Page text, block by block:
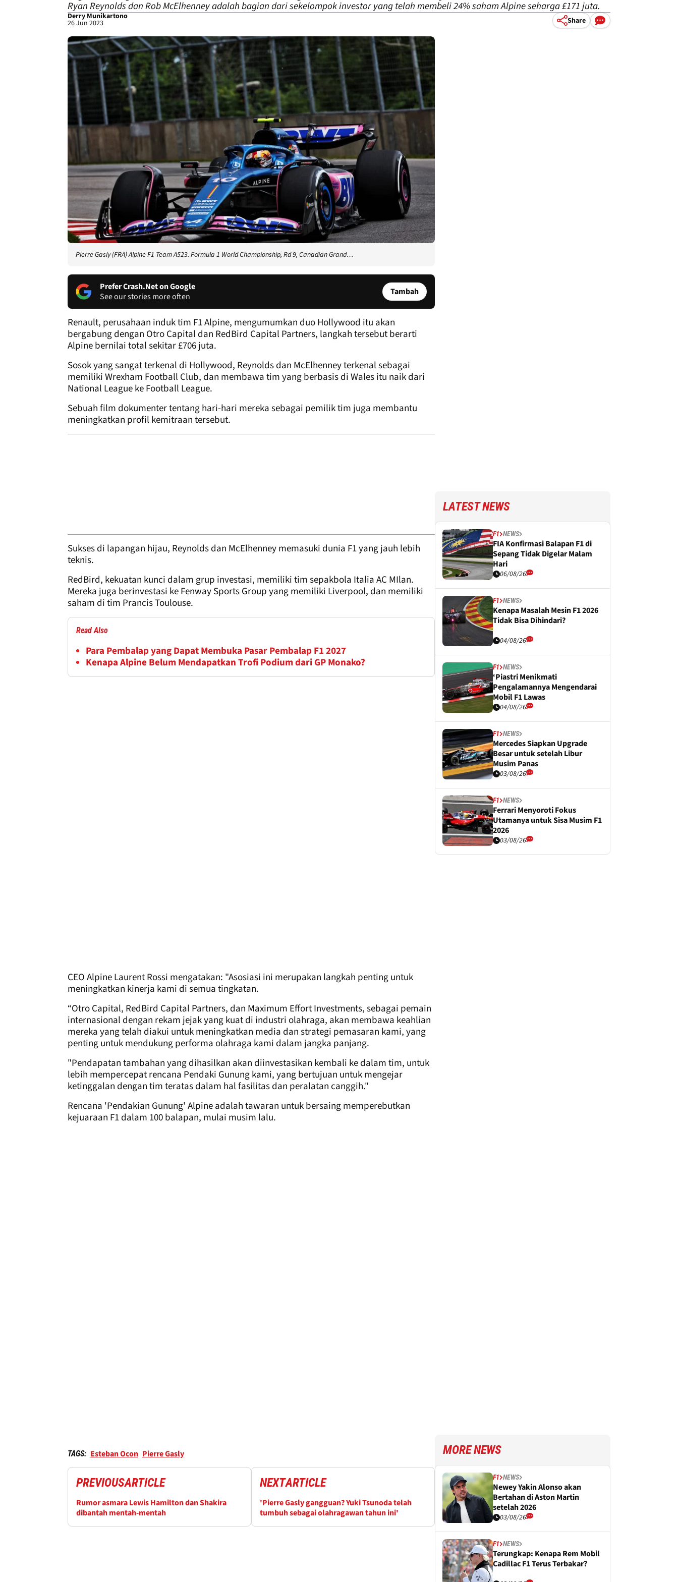
Ryan Reynolds dan Rob McElhenney adalah bagian dari sekelompok investor yang telah membeli 24% saham Alpine seharga £171 juta.
Derry Munikartono
26 Jun 2023 Share
Pierre Gasly (FRA) Alpine F1 Team A523. Formula 1 World Championship, Rd 9, Canadian Grand…
Prefer Crash.Net on Google
See our stories more often
Tambah
Renault, perusahaan induk tim F1 Alpine, mengumumkan duo Hollywood itu akan
bergabung dengan Otro Capital dan RedBird Capital Partners, langkah tersebut berarti
Alpine bernilai total sekitar £706 juta.
Sosok yang sangat terkenal di Hollywood, Reynolds dan McElhenney terkenal sebagai
memiliki Wrexham Football Club, dan membawa tim yang berbasis di Wales itu naik dari
National League ke Football League.
Sebuah film dokumenter tentang hari-hari mereka sebagai pemilik tim juga membantu
meningkatkan profil kemitraan tersebut.
Sukses di lapangan hijau, Reynolds dan McElhenney memasuki dunia F1 yang jauh lebih
teknis.
RedBird, kekuatan kunci dalam grup investasi, memiliki tim sepakbola Italia AC MIlan.
Mereka juga berinvestasi ke Fenway Sports Group yang memiliki Liverpool, dan memiliki
saham di tim Prancis Toulouse.
Read Also
Para Pembalap yang Dapat Membuka Pasar Pembalap F1 2027
Kenapa Alpine Belum Mendapatkan Trofi Podium dari GP Monako?
CEO Alpine Laurent Rossi mengatakan: "Asosiasi ini merupakan langkah penting untuk
meningkatkan kinerja kami di semua tingkatan.
“Otro Capital, RedBird Capital Partners, dan Maximum Effort Investments, sebagai pemain
internasional dengan rekam jejak yang kuat di industri olahraga, akan membawa keahlian
mereka yang telah diakui untuk meningkatkan media dan strategi pemasaran kami, yang
penting untuk mendukung performa olahraga kami dalam jangka panjang.
"Pendapatan tambahan yang dihasilkan akan diinvestasikan kembali ke dalam tim, untuk
lebih mempercepat rencana Pendaki Gunung kami, yang bertujuan untuk mengejar
ketinggalan dengan tim teratas dalam hal fasilitas dan peralatan canggih."
Rencana 'Pendakian Gunung' Alpine adalah tawaran untuk bersaing memperebutkan
kejuaraan F1 dalam 100 balapan, mulai musim lalu.
TAGS: Esteban Ocon Pierre Gasly
PREVIOUSARTICLE
Rumor asmara Lewis Hamilton dan Shakira
dibantah mentah-mentah
NEXTARTICLE
'Pierre Gasly gangguan? Yuki Tsunoda telah
tumbuh sebagai olahragawan tahun ini'
LATEST NEWS
F1 NEWS
FIA Konfirmasi Balapan F1 di
Sepang Tidak Digelar Malam
Hari
06/08/26
F1 NEWS
Kenapa Masalah Mesin F1 2026
Tidak Bisa Dihindari?
04/08/26
F1 NEWS
‘Piastri Menikmati
Pengalamannya Mengendarai
Mobil F1 Lawas
04/08/26
F1 NEWS
Mercedes Siapkan Upgrade
Besar untuk setelah Libur
Musim Panas
03/08/26
F1 NEWS
Ferrari Menyoroti Fokus
Utamanya untuk Sisa Musim F1
2026
03/08/26
MORE NEWS
F1 NEWS
Newey Yakin Alonso akan
Bertahan di Aston Martin
setelah 2026
03/08/26
F1 NEWS
Terungkap: Kenapa Rem Mobil
Cadillac F1 Terus Terbakar?